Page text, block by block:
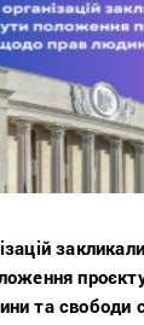
та свободи